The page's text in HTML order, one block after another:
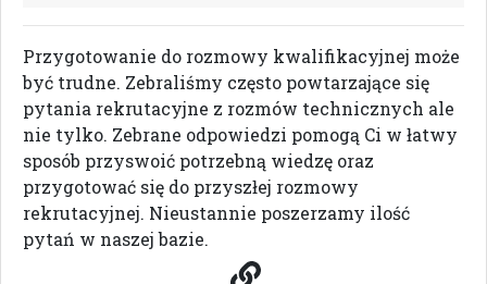
Przygotowanie do rozmowy kwalifikacyjnej może
być trudne. Zebraliśmy często powtarzające się
pytania rekrutacyjne z rozmów technicznych ale
nie tylko. Zebrane odpowiedzi pomogą Ci w łatwy
sposób przyswoić potrzebną wiedzę oraz
przygotować się do przyszłej rozmowy
rekrutacyjnej. Nieustannie poszerzamy ilość
pytań w naszej bazie.